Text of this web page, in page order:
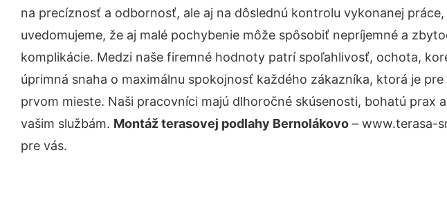
na precíznosť a odbornosť, ale aj na dôslednú kontrolu vykonanej
uvedomujeme, že aj malé pochybenie môže spôsobiť nepríjemné a
komplikácie. Medzi naše firemné hodnoty patrí spoľahlivosť, ochota,
úprimná snaha o maximálnu spokojnosť každého zákazníka, ktorá je pre
prvom mieste. Naši pracovníci majú dlhoročné skúsenosti, bohatú prax
vašim službám. Montáž terasovej podlahy Bernolákovo – www.terasa-
pre vás.